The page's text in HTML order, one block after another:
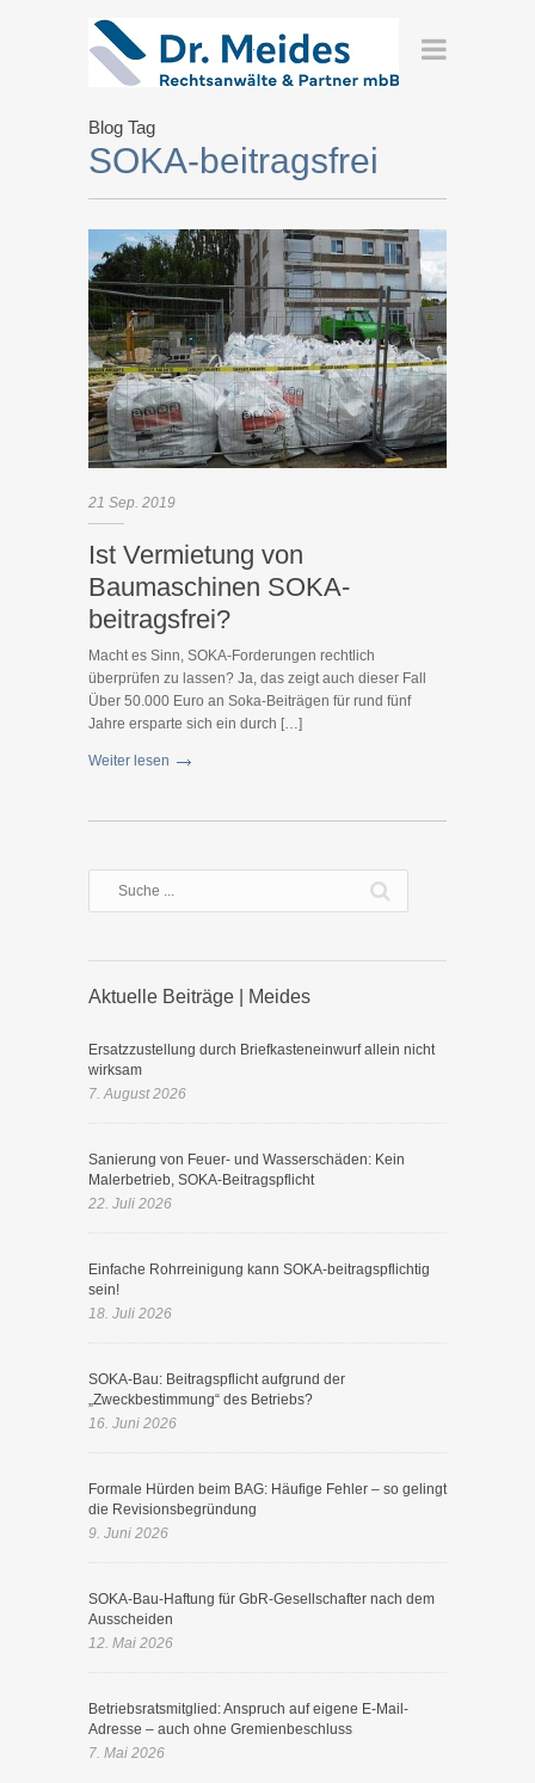
Blog Tag
SOKA-beitragsfrei
21 Sep. 2019
Ist Vermietung von
Baumaschinen SOKA-
beitragsfrei?
Macht es Sinn, SOKA-Forderungen rechtlich
überprüfen zu lassen? Ja, das zeigt auch dieser Fall
Über 50.000 Euro an Soka-Beiträgen für rund fünf
Jahre ersparte sich ein durch […]
Weiter lesen
Aktuelle Beiträge | Meides
Ersatzzustellung durch Briefkasteneinwurf allein nicht
wirksam
7. August 2026
Sanierung von Feuer- und Wasserschäden: Kein
Malerbetrieb, SOKA-Beitragspflicht
22. Juli 2026
Einfache Rohrreinigung kann SOKA-beitragspflichtig
sein!
18. Juli 2026
SOKA-Bau: Beitragspflicht aufgrund der
„Zweckbestimmung“ des Betriebs?
16. Juni 2026
Formale Hürden beim BAG: Häufige Fehler – so gelingt
die Revisionsbegründung
9. Juni 2026
SOKA-Bau-Haftung für GbR-Gesellschafter nach dem
Ausscheiden
12. Mai 2026
Betriebsratsmitglied: Anspruch auf eigene E-Mail-
Adresse – auch ohne Gremienbeschluss
7. Mai 2026